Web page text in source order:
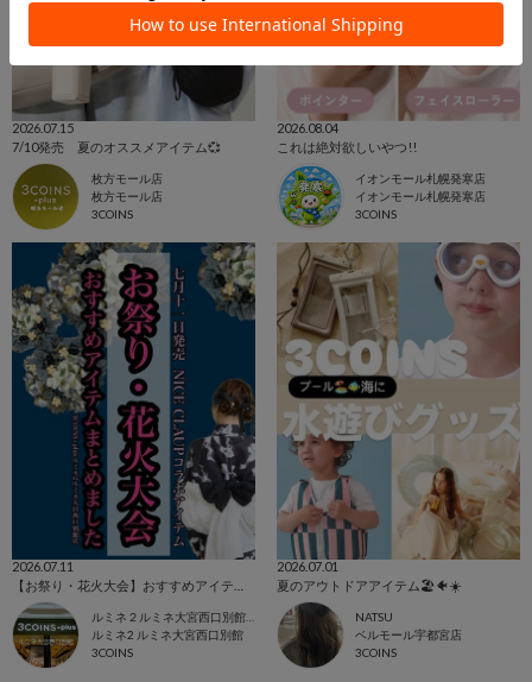
2026.07.15
7/10発売 夏のオススメアイテム💞
枚方モール店
枚方モール店
3COINS
2026.08.04
これは絶対欲しいやつ!!
イオンモール札幌発寒店
イオンモール札幌発寒店
3COINS
2026.07.11
ルミネ２ルミネ大宮西口別館店
ルミネ2 ルミネ大宮西口別館
3COINS
2026.07.01
夏のアウトドアアイテム🏖🐠☀️
NATSU
ベルモール宇都宮店
3COINS